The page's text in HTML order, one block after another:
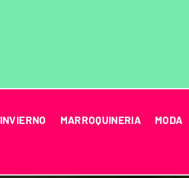
INVIERNO MARROQUINERIA
MODA